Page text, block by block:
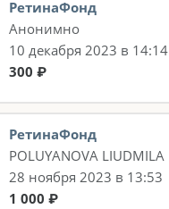
РетинаФонд
Анонимно
10 декабря 2023 в 14:14
300 ₽
РетинаФонд
POLUYANOVA LIUDMILA
28 ноября 2023 в 13:53
1 000 ₽